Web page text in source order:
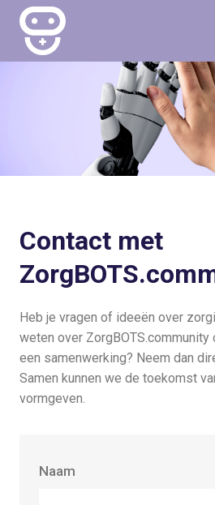
Contact met
Heb je vragen of ideeën over
weten over
een samenwerking? Neem dan
Samen kunnen we de toekomst
vormgeven.
Naam